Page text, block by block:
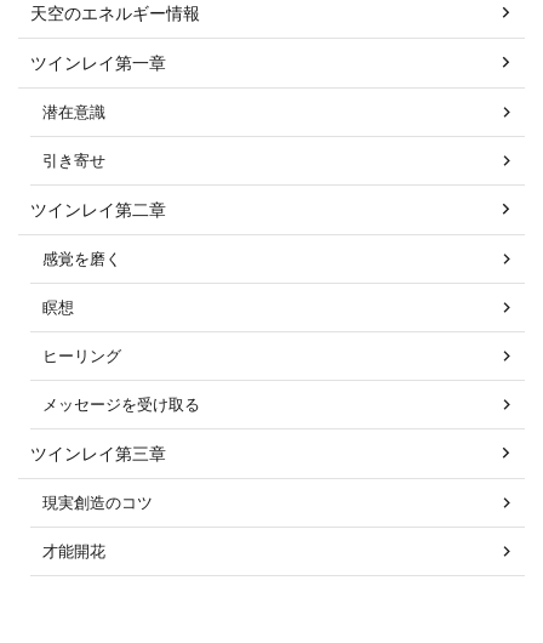
天空のエネルギー情報
ツインレイ第一章
潜在意識
引き寄せ
ツインレイ第二章
感覚を磨く
瞑想
ヒーリング
メッセージを受け取る
ツインレイ第三章
現実創造のコツ
才能開花